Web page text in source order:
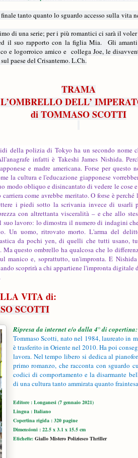
tanto quanto lo sguardo accesso sulla vita
di una serie; per i più romantici ci sarà il
il suo rapporto con la figlia Mia.
Gli
e logorroico amico e collega Joe, le
paese del Crisantemo. L.Ch.
TRAMA
L’OMBRELLO DELL’
di TOMMASO SCOTTI
della polizia di Tokyo ha un secondo nome
infatti è Takeshi James Nishida.
e madre americana. Forse per questo
la cultura e l'educazione giapponese
modo obliquo e disincantato di vedere le cose
come avrebbe meritato. O forse è perché
i piedi sotto la scrivania invece di usarli
con altrettanta visceralità – e che allo
lavoro: lo dimostra il numero di indagini
Un uomo, ritrovato morto. L'arma del
da pochi yen, di quelli che tutti usano,
questo ombrello ha qualcosa che lo
e, soprattutto, un'impronta. E
scoprirà a chi appartiene l'impronta digitale
VITA di:
SCOTTI
Ripresa da internet e/o dalla 4° di copertina:
Tommaso Scotti, nato nel 1984, laureato in
è trasferito in Oriente nel 2010. Ha poi
lavora. Nel tempo libero si dedica al
primo romanzo, che racconta con sguardo
codici di comportamento e la disarmante
di una cultura tanto ammirata quanto
Editore : Longanesi (7 gennaio 2021)
Lingua : Italiano
Copertina rigida : 320 pagine
Dimensioni : 22.5 x 3.1 x 15.5 cm
Etichette: Giallo Mistero Poliziesco Thriller